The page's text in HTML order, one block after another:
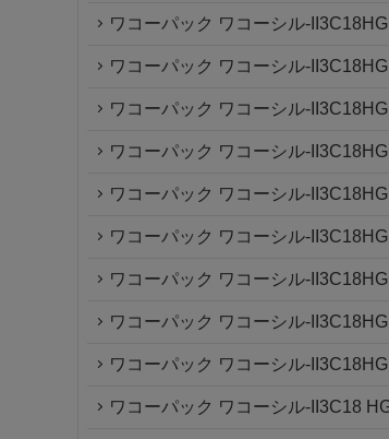
ワコーパック ワコーシル-
ワコーパック ワコーシル-
ワコーパック ワコーシル-
ワコーパック ワコーシル-
ワコーパック ワコーシル-
ワコーパック ワコーシル-
ワコーパック ワコーシル-
ワコーパック ワコーシル-
ワコーパック ワコーシル-
ワコーパック ワコーシル-II3C18